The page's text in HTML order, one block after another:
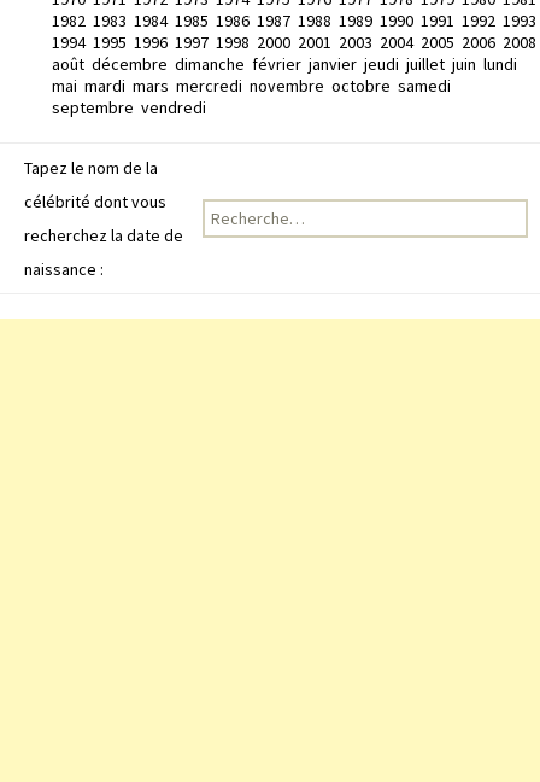
1982 1983 1984 1985 1986 1987 1988 1989 1990 1991 1992 1993
1994 1995 1996 1997 1998 2000 2001 2003 2004 2005 2006 2008
août décembre dimanche février janvier jeudi juillet juin lundi
mai mardi mars mercredi novembre octobre samedi
septembre vendredi
Tapez le nom de la
célébrité dont vous
recherchez la date de
naissance :
Recherche pour :